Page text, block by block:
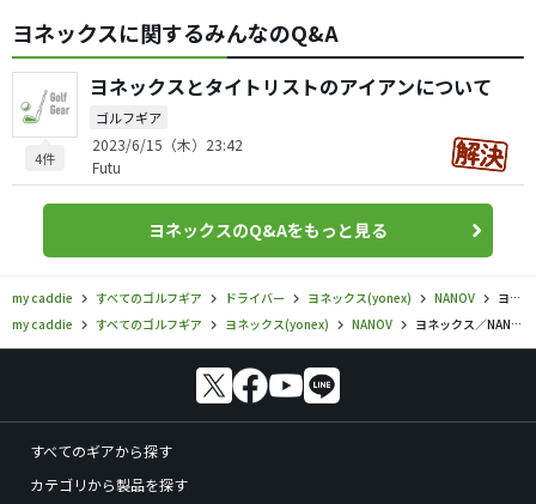
ヨネックスに関するみんなのQ&A
4件
ヨネックスとタイトリストのアイアンについて
ゴルフギア
2023/6/15（木）23:42
Futu
ヨネックスのQ&Aをもっと見る
my caddie すべてのゴルフギア ドライバー ヨネックス(yonex) NANOV
ヨネックス／NANOV／NANOV SD ドライバーの口コミ評価
my caddie
すべてのゴルフギア ヨネックス(yonex) NANOV ヨネックス／NANOV／NANOV SD ドライバーの口コミ評価
すべてのギアから探す
カテゴリから製品を探す